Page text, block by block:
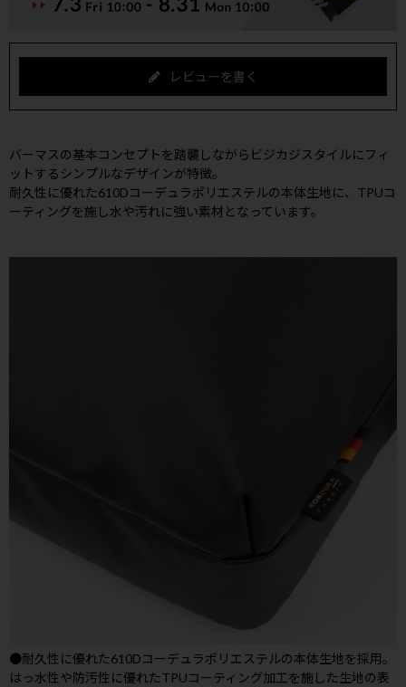
レビューを書く
バーマスの基本コンセプトを踏襲しながらビジカジスタイルにフィ
ットするシンプルなデザインが特徴。
耐久性に優れた610Dコーデュラポリエステルの本体生地に、TPUコ
ーティングを施し水や汚れに強い素材となっています。
●耐久性に優れた610Dコーデュラポリエステルの本体生地を採用。
はっ水性や防汚性に優れたTPUコーティング加工を施した生地の表